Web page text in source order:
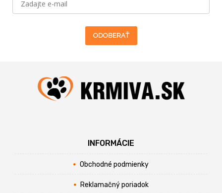
ODOBERAŤ
INFORMÁCIE
Obchodné podmienky
Reklamačný poriadok